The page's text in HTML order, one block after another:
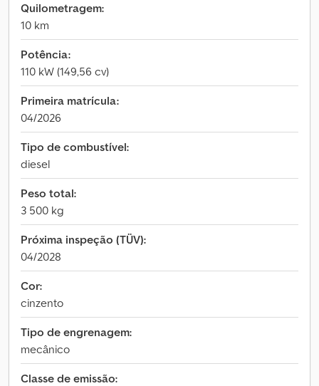
Quilometragem:
10 km
Potência:
110 kW (149,56 cv)
Primeira matrícula:
04/2026
Tipo de combustível:
diesel
Peso total:
3 500 kg
Próxima inspeção (TÜV):
04/2028
Cor:
cinzento
Tipo de engrenagem:
mecânico
Classe de emissão: